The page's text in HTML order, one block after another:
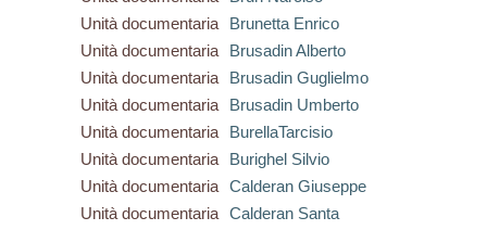
Unità documentaria
Brunetta Enrico
Unità documentaria
Brusadin Alberto
Unità documentaria
Brusadin Guglielmo
Unità documentaria
Brusadin Umberto
Unità documentaria
BurellaTarcisio
Unità documentaria
Burighel Silvio
Unità documentaria
Calderan Giuseppe
Unità documentaria
Calderan Santa